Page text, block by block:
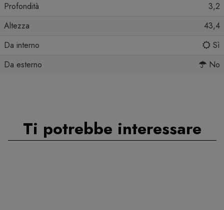
Profondità
3,2
Altezza
43,4
Da interno
Sì
Da esterno
No
Ti potrebbe interessare